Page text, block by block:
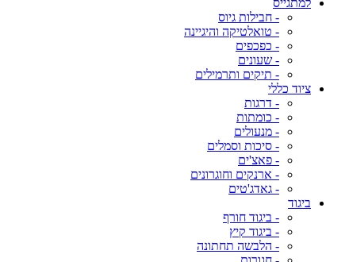
למתגייס
- חבילות גיוס
- טואלטיקה והיגיינה
- כפכפים
- שעונים
- תיקים ותרמילים
ציוד כללי
- דרגות
- כומתות
- מנעולים
- סיכות וסמלים
- פאצ'ים
- ארנקים וחוגרונים
- גאדג'טים
ביגוד
- ביגוד חורף
- ביגוד קיץ
- הלבשה תחתונה